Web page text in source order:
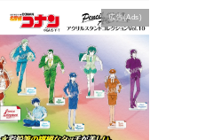
広告(Ads)